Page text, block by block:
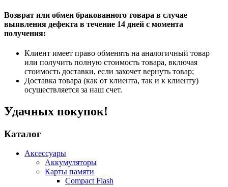
Возврат или обмен бракованного товара в случае
выявления дефекта в течение 14 дней с момента
получения:
Клиент имеет право обменять на аналогичный товар
или получить полную стоимость товара, включая
стоимость доставки, если захочет вернуть товар;
Доставка товара (как от клиента, так и к клиенту)
осуществляется за наш счет.
Удачных покупок!
Каталог
Аксессуары
Аккумуляторы
Карты памяти
Compact Flash